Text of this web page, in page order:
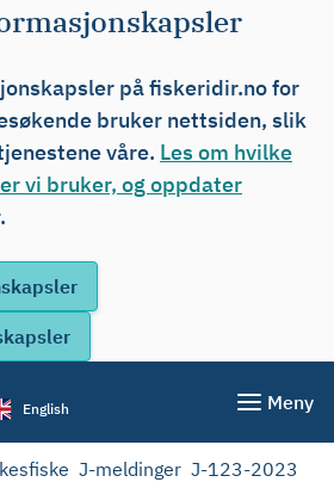
på fiskeridir.no for
bruker nettsiden, slik
våre. Les om hvilke
vi bruker, og oppdater
.
English Meny
J-meldinger J-123-2023